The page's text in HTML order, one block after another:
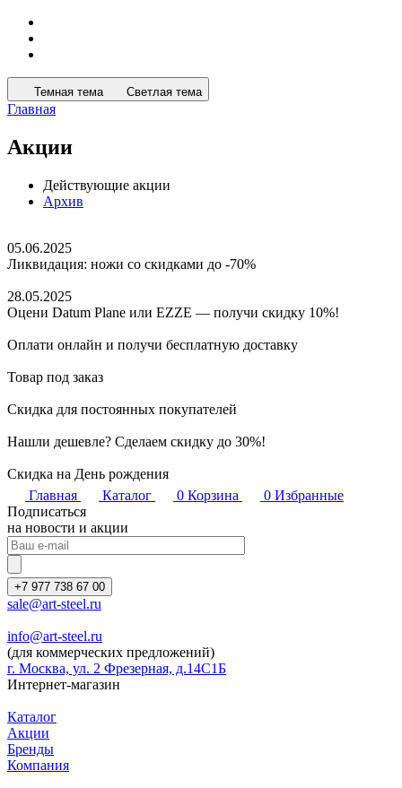
Темная тема Светлая тема
Главная
Акции
Действующие акции
Архив
05.06.2025
Ликвидация: ножи со скидками до -70%
28.05.2025
Оцени Datum Plane или EZZE — получи скидку 10%!
Оплати онлайн и получи бесплатную доставку
Товар под заказ
Скидка для постоянных покупателей
Нашли дешевле? Сделаем скидку до 30%!
Скидка на День рождения
Главная
Каталог 0 Корзина 0 Избранные
Подписаться
на новости и акции
+7 977 738 67 00
sale@art-steel.ru
info@art-steel.ru
(для коммерческих предложений)
г. Москва, ул. 2 Фрезерная, д.14С1Б
Интернет-магазин
Каталог
Акции
Бренды
Компания